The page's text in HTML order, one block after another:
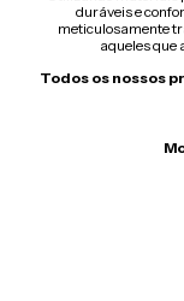
duráveis e
meticulosamente
aqueles que
Todos os nossos